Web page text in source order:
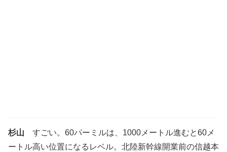
杉山 すごい。60パーミルは、1000メートル進むと60メ
ートル高い位置になるレベル。北陸新幹線開業前の信越本